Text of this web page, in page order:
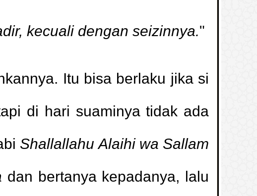
kecuali dengan seizinnya."
Itu bisa berlaku jika si
di hari suaminya tidak ada
Shallallahu Alaihi wa Sallam
dan bertanya kepadanya, lalu